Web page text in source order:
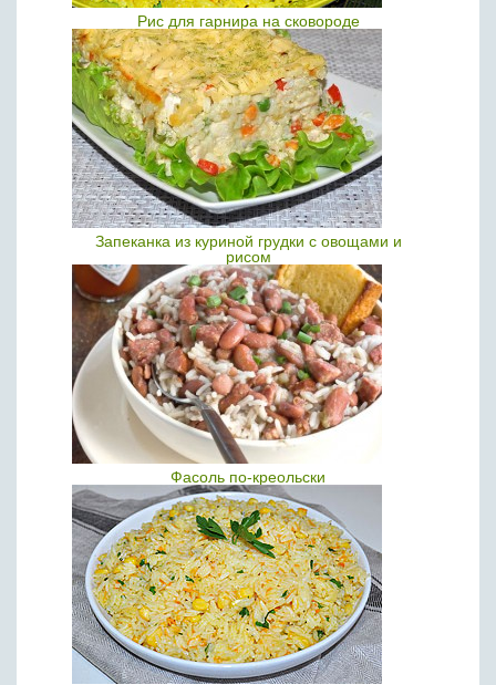
Рис для гарнира на сковороде
Запеканка из куриной грудки с овощами и
рисом
Фасоль по-креольски